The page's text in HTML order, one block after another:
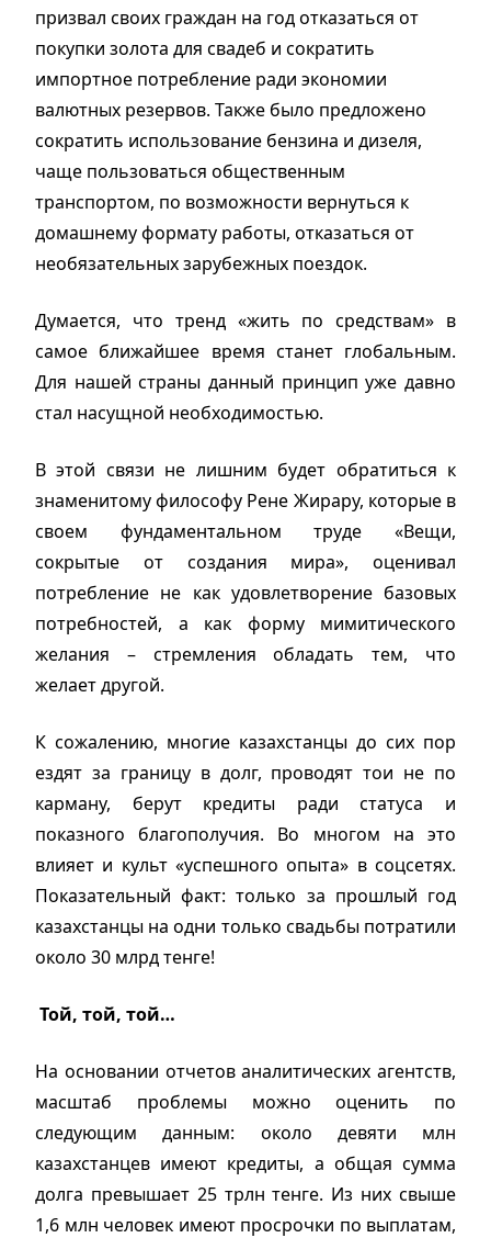
призвал своих граждан на год отказаться от
покупки золота для свадеб и сократить
импортное потребление ради экономии
валютных резервов. Также было предложено
сократить использование бензина и дизеля,
чаще пользоваться общественным
транспортом, по возможности вернуться к
домашнему формату работы, отказаться от
необязательных зарубежных поездок.
Думается, что тренд «жить по средствам» в
самое ближайшее время станет глобальным.
Для нашей страны данный принцип уже давно
стал насущной необходимостью.
В этой связи не лишним будет обратиться к
знаменитому философу Рене Жирару, которые в
своем фундаментальном труде «Вещи,
сокрытые от создания мира», оценивал
потребление не как удовлетворение базовых
потребностей, а как форму мимитического
желания – стремления обладать тем, что
желает другой.
К сожалению, многие казахстанцы до сих пор
ездят за границу в долг, проводят тои не по
карману, берут кредиты ради статуса и
показного благополучия. Во многом на это
влияет и культ «успешного опыта» в соцсетях.
Показательный факт: только за прошлый год
казахстанцы на одни только свадьбы потратили
около 30 млрд тенге!
Той, той, той…
На основании отчетов аналитических агентств,
масштаб проблемы можно оценить по
следующим данным: около девяти млн
казахстанцев имеют кредиты, а общая сумма
долга превышает 25 трлн тенге. Из них свыше
1,6 млн человек имеют просрочки по выплатам,